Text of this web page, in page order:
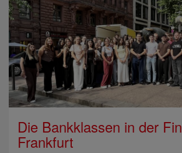
Die Bankklassen in der
Frankfurt